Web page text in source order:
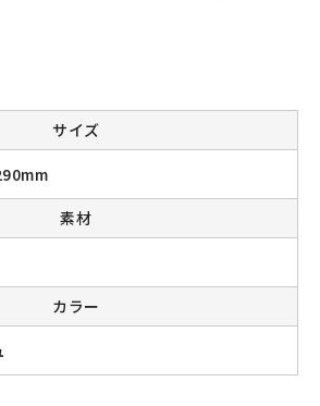
サイズ
素材
カラー